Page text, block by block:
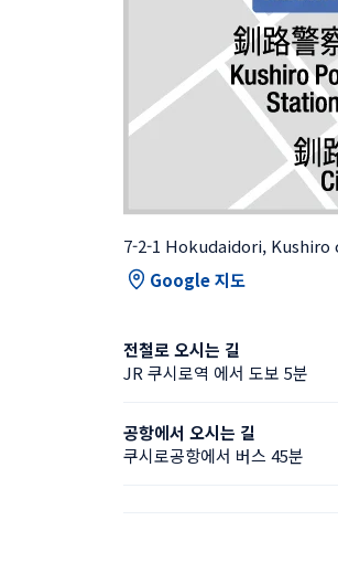
7-2-1 Hokudaidori,
Google 지도
전철로 오시는 길
JR 쿠시로역 에서 도보 5분
공항에서 오시는 길
쿠시로공항에서 버스 45분